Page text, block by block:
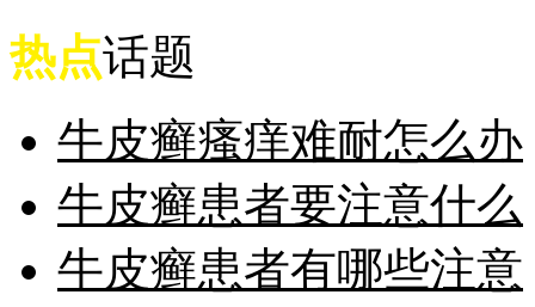
热点话题
牛皮癣瘙痒难耐怎么办
牛皮癣患者要注意什么
牛皮癣患者有哪些注意